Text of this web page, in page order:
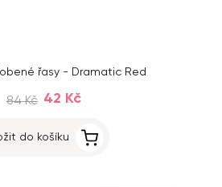
řasy - Dramatic Red
84 Kč 42 Kč
do košíku